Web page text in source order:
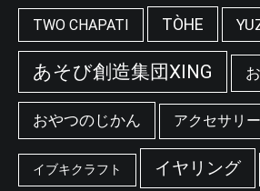
TWO CHAPATI TÒHE
あそび創造集団XING
おやつのじかん アクセサリー
イブキクラフト イヤリング